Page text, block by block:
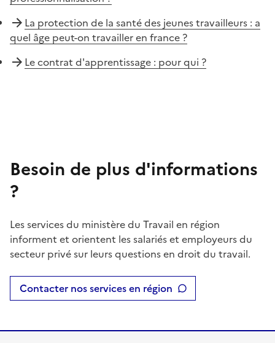
La protection de la santé des jeunes travailleurs : a
quel âge peut-on travailler en france ?
Le contrat d'apprentissage : pour qui ?
Besoin de plus d'informations
?
Les services du ministère du Travail en région
informent et orientent les salariés et employeurs du
secteur privé sur leurs questions en droit du travail.
Contacter nos services en région